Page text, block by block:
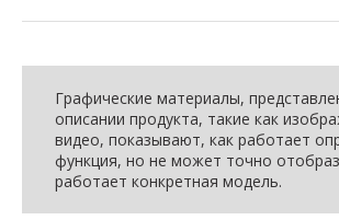
Графические материалы,
описании продукта, такие как
видео, показывают, как работает
функция, но не может точно
работает конкретная модель.